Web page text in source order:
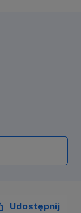
Udostępnij